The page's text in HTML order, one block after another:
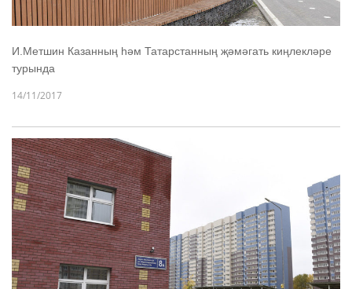
И.Метшин Казанның һәм Татарстанның җәмәгать киңлекләре
турында
14/11/2017